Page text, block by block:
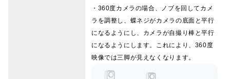
・360度カメラの場合、ノブを回してカメ
ラを調整し、蝶ネジがカメラの底面と平行
になるようにし、カメラが自撮り棒と平行
になるようにします。これにより、360度
映像では三脚が見えなくなります。